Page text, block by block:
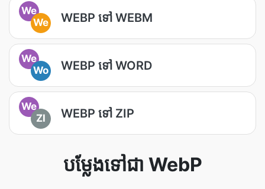
We
We
WEBP ទៅ WEBM
We
Wo
WEBP ទៅ WORD
We
ZI
WEBP ទៅ ZIP
បម្លែងទៅជា WebP